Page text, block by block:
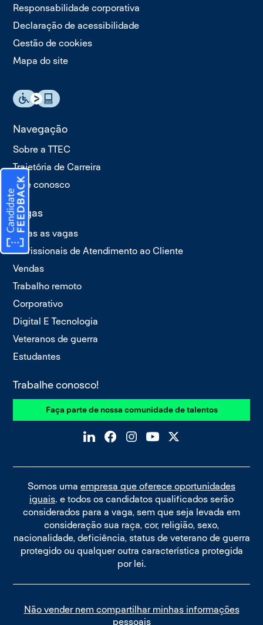
Responsabilidade corporativa
Declaração de acessibilidade
Gestão de cookies
Mapa do site
Navegação
Sobre a TTEC
Trajetória de Carreira
Fale conosco
Vagas
Todas as vagas
Profissionais de Atendimento ao Cliente
Vendas
Trabalho remoto
Corporativo
Digital E Tecnologia
Veteranos de guerra
Estudantes
Trabalhe conosco!
Faça parte de nossa comunidade de talentos
Somos uma empresa que oferece oportunidades
iguais. e todos os candidatos qualificados serão
considerados para a vaga, sem que seja levada em
consideração sua raça, cor, religião, sexo,
nacionalidade, deficiência, status de veterano de guerra
protegido ou qualquer outra característica protegida
por lei.
Não vender nem compartilhar minhas informações
pessoais